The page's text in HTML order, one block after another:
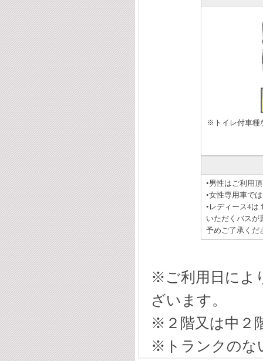
※トイレ付車種
•男性はご利用
•女性専用車で
•レディース4は
いただくバスが
予めご了承くだ
※ご利用日によ
ざいます。
※２階又は中２
※トランクのな